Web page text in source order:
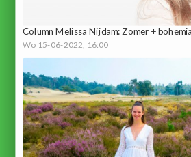
Column Melissa Nijdam: Zomer +
Wo 15-06-2022, 16:00